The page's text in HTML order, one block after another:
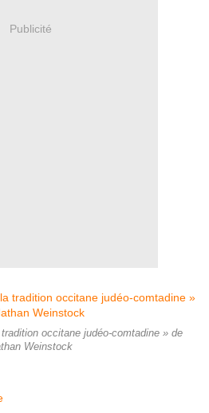
Publicité
occitane judéo-comtadine » de
Weinstock